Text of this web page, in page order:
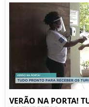
VERÃO NA PORTA!